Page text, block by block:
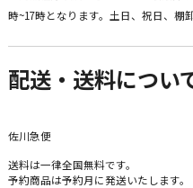
時~17時となります。土日、祝日、棚
配送・送料につい
佐川急便
送料は一律全国無料です。
予約商品は予約月に発送いたします。